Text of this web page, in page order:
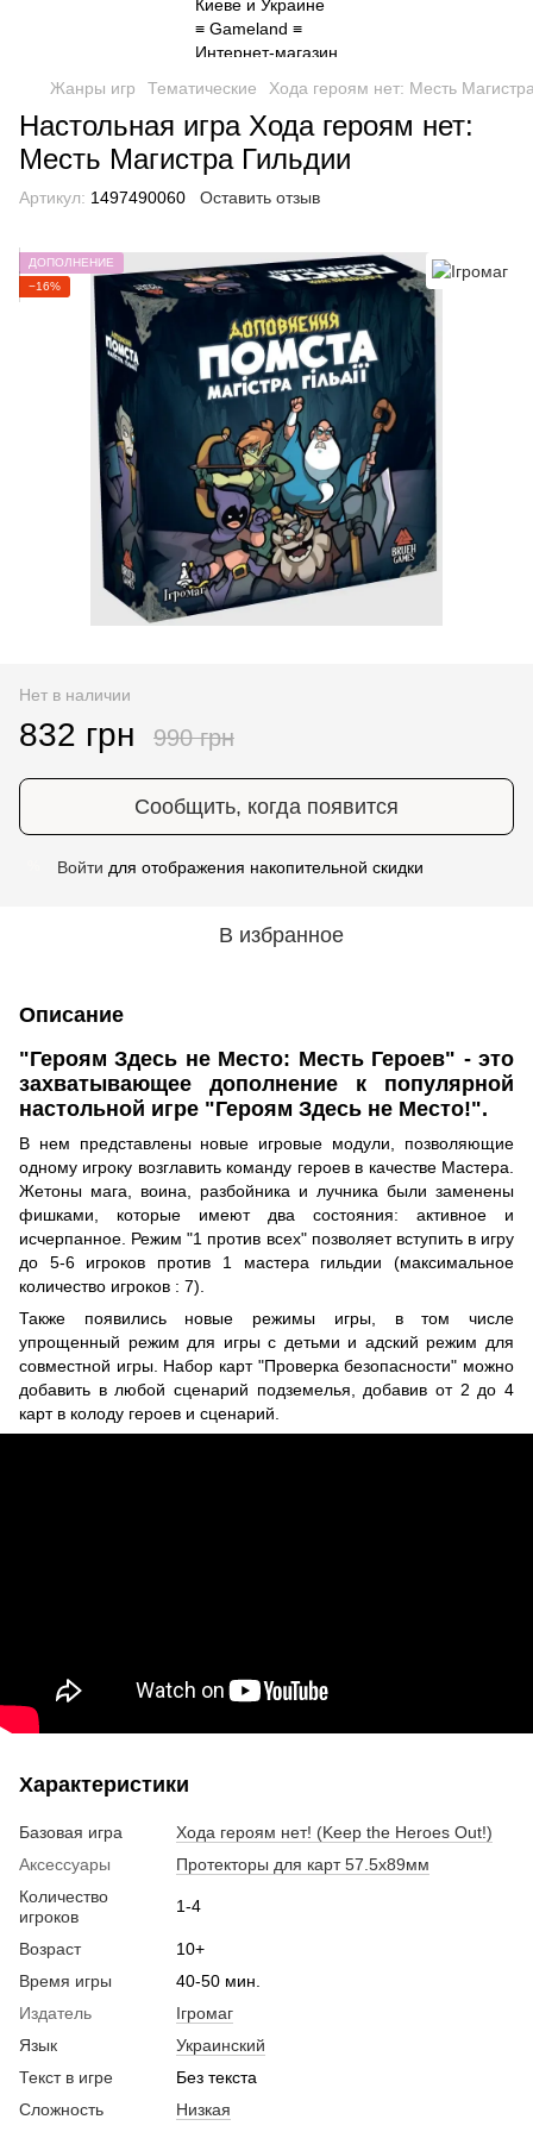
Жанры игр Тематические Хода героям нет: Месть
Настольная игра Хода героям нет:
Месть Магистра Гильдии
Артикул: 1497490060 Оставить отзыв
ДОПОЛНЕНИЕ
−16%
Нет в наличии
832 грн 990 грн
Сообщить, когда появится
Войти для отображения накопительной скидки
В избранное
Описание
"Героям Здесь не Место: Месть Героев" - это
захватывающее дополнение к популярной
настольной игре "Героям Здесь не Место!".
В нем представлены новые игровые модули, позволяющие
одному игроку возглавить команду героев в качестве Мастера.
Жетоны мага, воина, разбойника и лучника были заменены
фишками, которые имеют два состояния: активное и
исчерпанное. Режим "1 против всех" позволяет вступить в игру
до 5-6 игроков против 1 мастера гильдии (максимальное
количество игроков : 7).
Также появились новые режимы игры, в том числе
упрощенный режим для игры с детьми и адский режим для
совместной игры. Набор карт "Проверка безопасности" можно
добавить в любой сценарий подземелья, добавив от 2 до 4
карт в колоду героев и сценарий.
Характеристики
Базовая игра
Хода героям нет! (Keep the Heroes Out!)
Аксессуары
Протекторы для карт 57.5x89мм
Количество
игроков
1-4
Возраст
10+
Время игры
40-50 мин.
Издатель
Ігромаг
Язык
Украинский
Текст в игре
Без текста
Сложность
Низкая